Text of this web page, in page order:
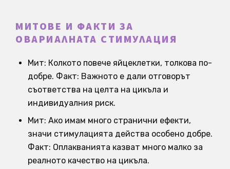
МИТОВЕ И ФАКТИ ЗА
ОВАРИАЛНАТА СТИМУЛАЦИЯ
Мит: Колкото повече яйцеклетки, толкова по-
добре. Факт: Важното е дали отговорът
съответства на целта на цикъла и
индивидуалния риск.
Мит: Ако имам много странични ефекти,
значи стимулацията действа особено добре.
Факт: Оплакванията казват много малко за
реалното качество на цикъла.